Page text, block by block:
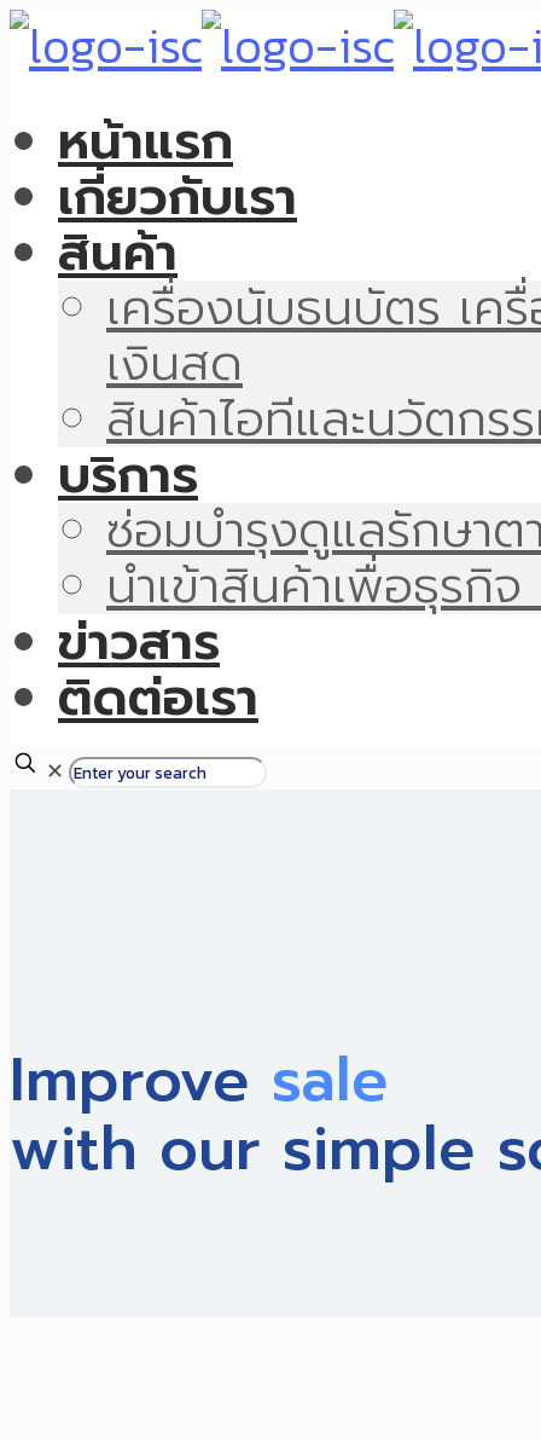
หน้าแรก
เกี่ยวกับเรา
สินค้า
เครื่องนับธนบัตร เค
เงินสด
สินค้าไอทีและนวัตกร
บริการ
ซ่อมบำรุงดูแลรักษา
นำเข้าสินค้าเพื่อธุรกิ
ข่าวสาร
ติดต่อเรา
✕
Improve sale
with our simple